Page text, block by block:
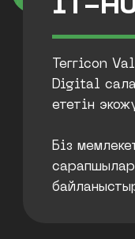
байланыстырамыз.